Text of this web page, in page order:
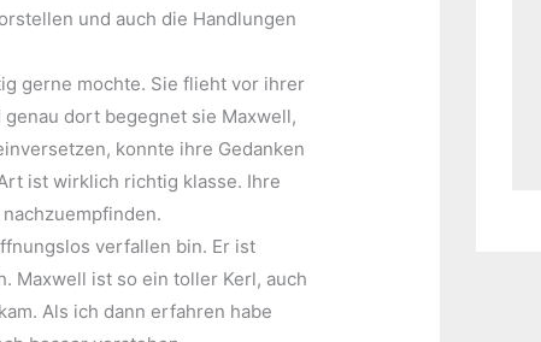
und auch die Handlungen
gerne mochte. Sie flieht vor ihrer
dort begegnet sie Maxwell,
konnte ihre Gedanken
ist wirklich richtig klasse. Ihre
verfallen bin. Er ist
Maxwell ist so ein toller Kerl, auch
Als ich dann erfahren habe